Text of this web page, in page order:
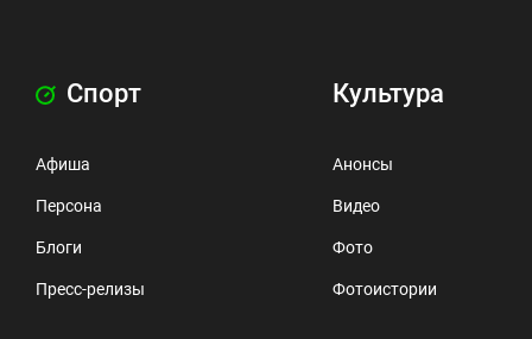
Спорт
Афиша
Персона
Блоги
Пресс-релизы
Культура
Анонсы
Видео
Фото
Фотоистории